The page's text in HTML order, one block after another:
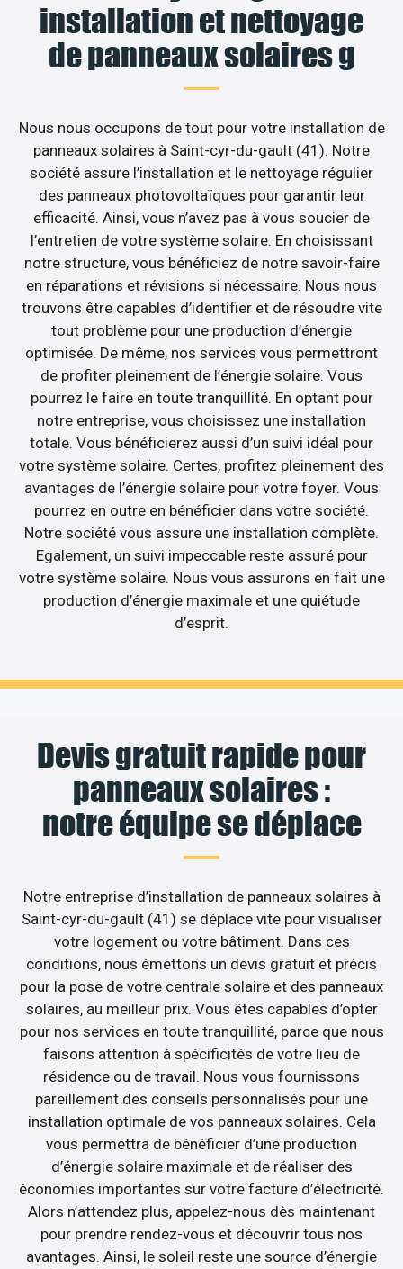
installation et nettoyage
de panneaux solaires g
Nous nous occupons de tout pour votre installation de
panneaux solaires à Saint-cyr-du-gault (41). Notre
société assure l’installation et le nettoyage régulier
des panneaux photovoltaïques pour garantir leur
efficacité. Ainsi, vous n’avez pas à vous soucier de
l’entretien de votre système solaire. En choisissant
notre structure, vous bénéficiez de notre savoir-faire
en réparations et révisions si nécessaire. Nous nous
trouvons être capables d’identifier et de résoudre vite
tout problème pour une production d’énergie
optimisée. De même, nos services vous permettront
de profiter pleinement de l’énergie solaire. Vous
pourrez le faire en toute tranquillité. En optant pour
notre entreprise, vous choisissez une installation
totale. Vous bénéficierez aussi d’un suivi idéal pour
votre système solaire. Certes, profitez pleinement des
avantages de l’énergie solaire pour votre foyer. Vous
pourrez en outre en bénéficier dans votre société.
Notre société vous assure une installation complète.
Egalement, un suivi impeccable reste assuré pour
votre système solaire. Nous vous assurons en fait une
production d’énergie maximale et une quiétude
d’esprit.
Devis gratuit rapide pour
panneaux solaires :
notre équipe se déplace
Notre entreprise d’installation de panneaux solaires à
Saint-cyr-du-gault (41) se déplace vite pour visualiser
votre logement ou votre bâtiment. Dans ces
conditions, nous émettons un devis gratuit et précis
pour la pose de votre centrale solaire et des panneaux
solaires, au meilleur prix. Vous êtes capables d’opter
pour nos services en toute tranquillité, parce que nous
faisons attention à spécificités de votre lieu de
résidence ou de travail. Nous vous fournissons
pareillement des conseils personnalisés pour une
installation optimale de vos panneaux solaires. Cela
vous permettra de bénéficier d’une production
d’énergie solaire maximale et de réaliser des
économies importantes sur votre facture d’électricité.
Alors n’attendez plus, appelez-nous dès maintenant
pour prendre rendez-vous et découvrir tous nos
avantages. Ainsi, le soleil reste une source d’énergie